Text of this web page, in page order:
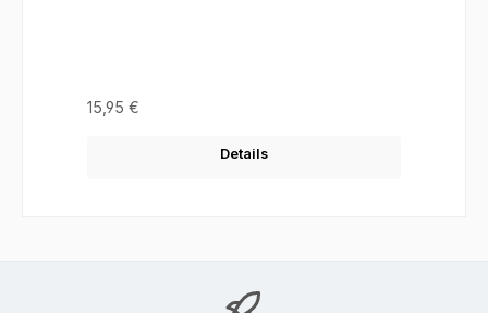
Regulärer Preis:
15,95 €
Details